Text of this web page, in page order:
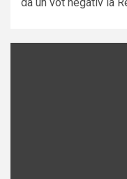
da un vot negativ la